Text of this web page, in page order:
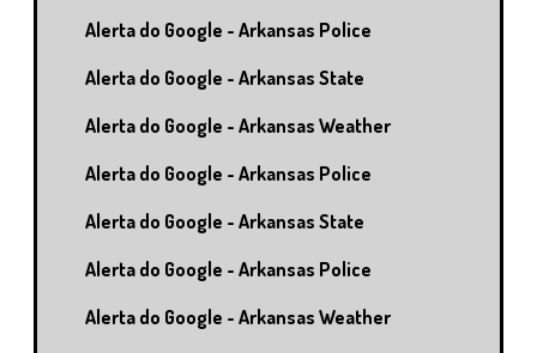
Alerta do Google - Arkansas Police
Alerta do Google - Arkansas State
Alerta do Google - Arkansas Weather
Alerta do Google - Arkansas Police
Alerta do Google - Arkansas State
Alerta do Google - Arkansas Police
Alerta do Google - Arkansas Weather